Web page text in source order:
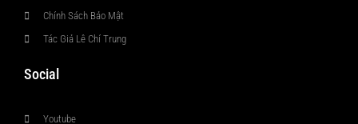
Chính Sách Bảo Mật
Tác Giả Lê Chí Trung
Social
Youtube